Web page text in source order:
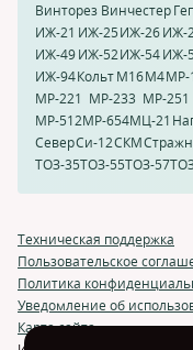
Винторез Винчестер
ИЖ-21 ИЖ-25ИЖ-26ИЖ-
ИЖ-49ИЖ-52ИЖ-54ИЖ-
ИЖ-94КольтМ16М4МР-
МР-221 МР-233 МР-251
МР-512МР-654МЦ-21
СеверСи-12СКМ
ТОЗ-35ТОЗ-55ТОЗ-57
Техническая поддержка
Пользовательское
Политика
Уведомление об
Карта сайта